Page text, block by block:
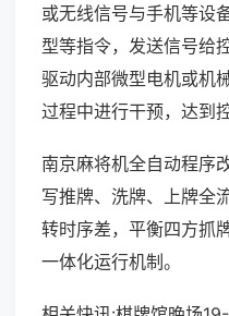
或无线信号与手机等设
型等指令，发送信号给
驱动内部微型电机或机
过程中进行干预，达到
南京麻将机全自动程序
写推牌、洗牌、上牌全
转时序差，平衡四方抓
一体化运行机制。